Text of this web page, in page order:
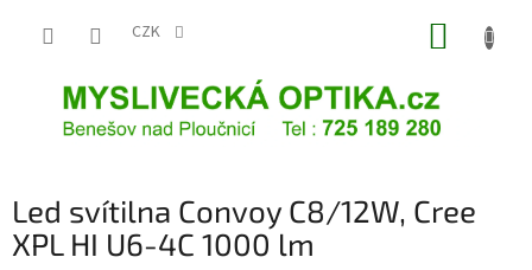
CZK
Led svítilna Convoy C8/12W, Cree
XPL HI U6-4C 1000 lm